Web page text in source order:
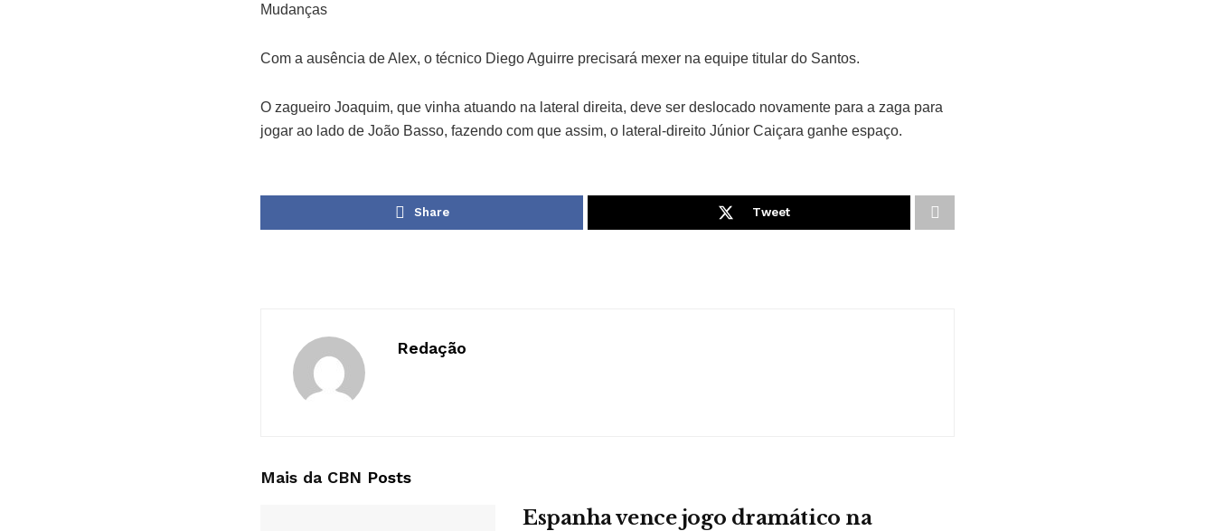
Mudanças
Com a ausência de Alex, o técnico Diego Aguirre precisará mexer na equipe titular do Santos.
O zagueiro Joaquim, que vinha atuando na lateral direita, deve ser deslocado novamente para a zaga para
jogar ao lado de João Basso, fazendo com que assim, o lateral-direito Júnior Caiçara ganhe espaço.
Share Tweet
Redação
Mais da CBN Posts
Espanha vence jogo dramático na